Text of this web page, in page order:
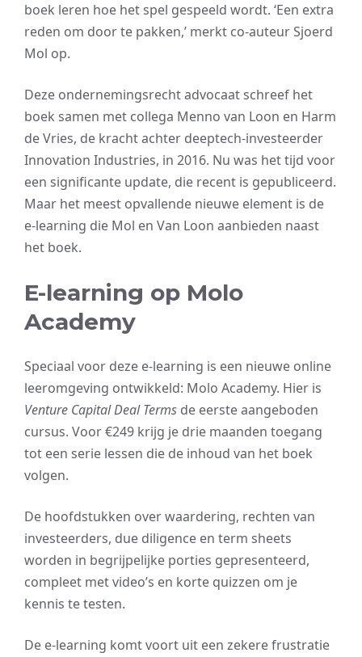
boek leren hoe het spel gespeeld wordt. ‘Een extra
reden om door te pakken,’ merkt co-auteur Sjoerd
Mol op.
Deze ondernemingsrecht advocaat schreef het
boek samen met collega Menno van Loon en Harm
de Vries, de kracht achter deeptech-investeerder
Innovation Industries, in 2016. Nu was het tijd voor
een significante update, die recent is gepubliceerd.
Maar het meest opvallende nieuwe element is de
e-learning die Mol en Van Loon aanbieden naast
het boek.
E-learning op Molo
Academy
Speciaal voor deze e-learning is een nieuwe online
leeromgeving ontwikkeld: Molo Academy. Hier is
Venture Capital Deal Terms de eerste aangeboden
cursus. Voor €249 krijg je drie maanden toegang
tot een serie lessen die de inhoud van het boek
volgen.
De hoofdstukken over waardering, rechten van
investeerders, due diligence en term sheets
worden in begrijpelijke porties gepresenteerd,
compleet met video’s en korte quizzen om je
kennis te testen.
De e-learning komt voort uit een zekere frustratie